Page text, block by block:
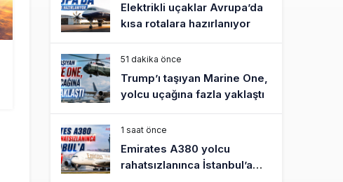
Elektrikli uçaklar Avrupa’da
kısa rotalara hazırlanıyor
51 dakika önce
Trump’ı taşıyan Marine One,
yolcu uçağına fazla yaklaştı
1 saat önce
Emirates A380 yolcu
rahatsızlanınca İstanbul’a